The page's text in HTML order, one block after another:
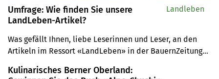
Umfrage: Wie finden Sie unsere
LandLeben-Artikel?
Was gefällt Ihnen, liebe Leserinnen und ­Leser, an den
Artikeln im Ressort «LandLeben» in der BauernZeitung?
bestimmte Themen lesen? Oder weniger?
Landleben
Kulinarisches Berner Oberland: